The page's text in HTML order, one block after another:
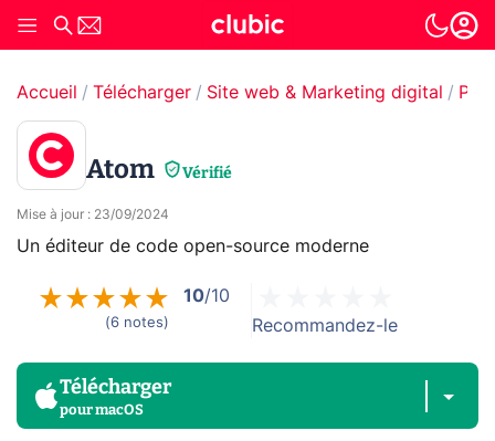
Accueil Télécharger Site web & Marketing digital
Atom Vérifié
Mise à jour : 23/09/2024
Un éditeur de code open-source moderne
10/10
(6 notes) Recommandez-le
Télécharger
pourmacOS